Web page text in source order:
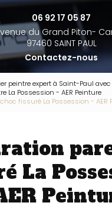
06 92 17 05 87
du Grand Piton-
97460 SAINT PAUL
Contactez-nous
peintre expert à Saint-Paul avec
La Possession - AER Peinture
fissuré La Possession - AER
La